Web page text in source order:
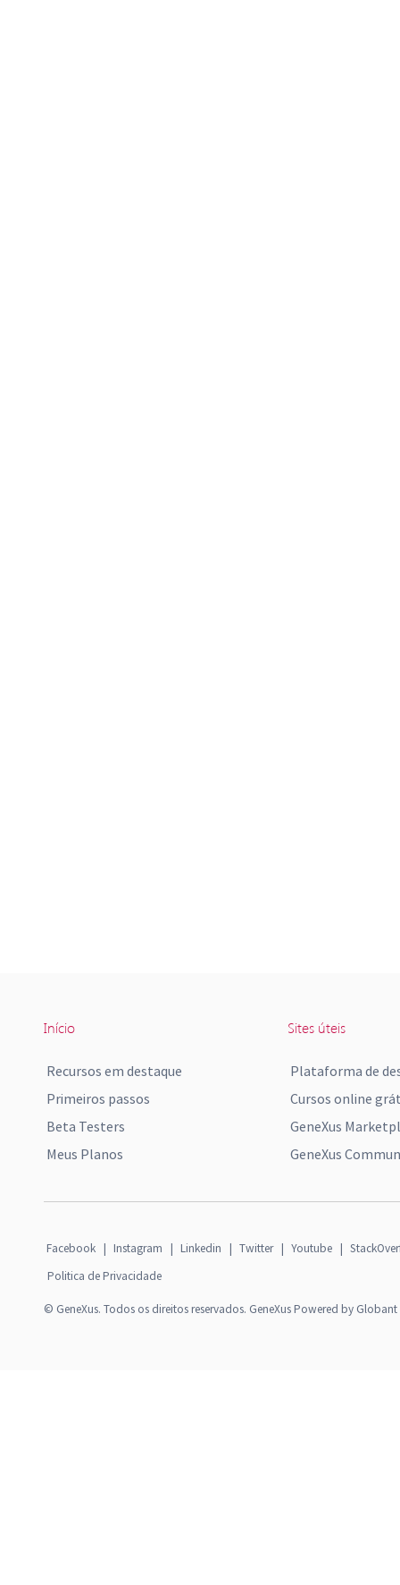
Início
Recursos em destaque
Primeiros passos
Beta Testers
Meus Planos
Sites úteis
Plataforma de
Cursos online
GeneXus
GeneXus
Facebook | Instagram | Linkedin | Twitter | Youtube |
Politica de Privacidade
© GeneXus. Todos os direitos reservados. GeneXus Powered by Globant